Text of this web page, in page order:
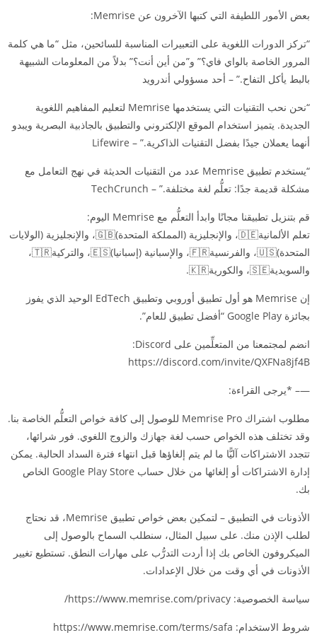
بعض الأمور اللطيفة التي كتبها الآخرون عن Memrise:
“تركز الدورات اللغوية على التعبيرات المناسبة للسائحين، مثل “ما هي كلمة
المرور الخاصة بالواي فاي؟” و”من أين أنت؟” بدلاً من المعلومات الشبيهة
بالبط يأكل التفاح.” – أحد مسؤولي أندرويد
“نحن نحب التقنيات التي يستخدمها Memrise لتعليم المفاهيم اللغوية
الجديدة. يتميز استخدام الموقع الإلكتروني والتطبيق بالجاذبية البصرية ويبدو
أنهما يعملان جيدًا بفضل التقنيات الذاكرية.” – Lifewire
“يستخدم تطبيق Memrise عدد من التقنيات الحديثة في نهج التعامل مع
مشكلة قديمة جدًا: تعلُّم لغة مختلفة.” – TechCrunch
قم بتنزيل تطبيقنا مجانًا وابدأ التعلُّم مع Memrise اليوم:
تعلم الألمانية🇩🇪، والإنجليزية (المملكة المتحدة)🇬🇧، والإنجليزية (الولايات
المتحدة)🇺🇸، والفرنسية🇫🇷، والإسبانية (إسبانيا)🇪🇸، والتركية🇹🇷،
والسويدية🇸🇪، والكورية🇰🇷.
إن Memrise هو أول تطبيق أوروبي وتطبيق EdTech الوحيد الذي يفوز
بجائزة Google Play “أفضل تطبيق للعام”.
انضم لمجتمعنا من المتعلِّمين على Discord:
https://discord.com/invite/QXFNa8jf4B
—– *يرجى القراءة:
مطلوب اشتراك Memrise Pro للوصول إلى كافة خواص التعلُّم الخاصة بنا.
وقد تختلف هذه الخواص حسب لغة جهازك والزوج اللغوي. فور شرائها،
تتجدد الاشتراكات آليًّا ما لم يتم إلغاؤها قبل انتهاء فترة السداد الحالية. يمكن
إدارة الاشتراكات أو إلغائها من خلال حساب Google Play Store الخاص
بك.
الأذونات في التطبيق – لتمكين بعض خواص تطبيق Memrise، قد نحتاج
لطلب الإذن منك. على سبيل المثال، سنطلب السماح بالوصول إلى
الميكروفون الخاص بك إذا أردت التدرُّب على مهارات النطق. تستطيع تغيير
الأذونات في أي وقت من خلال الإعدادات.
سياسة الخصوصية: https://www.memrise.com/privacy/
شروط الاستخدام: https://www.memrise.com/terms/safa